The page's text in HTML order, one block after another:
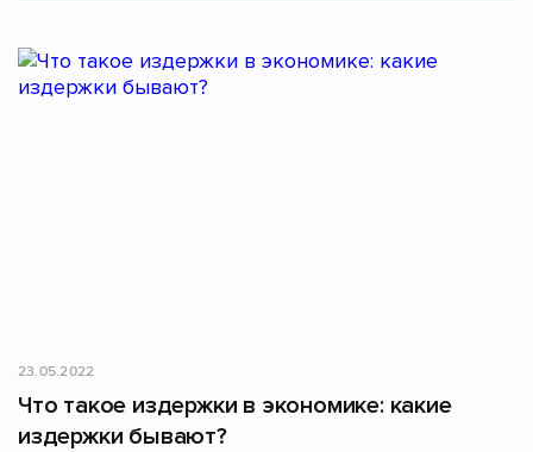
23.05.2022
Что такое издержки в экономике: какие
издержки бывают?